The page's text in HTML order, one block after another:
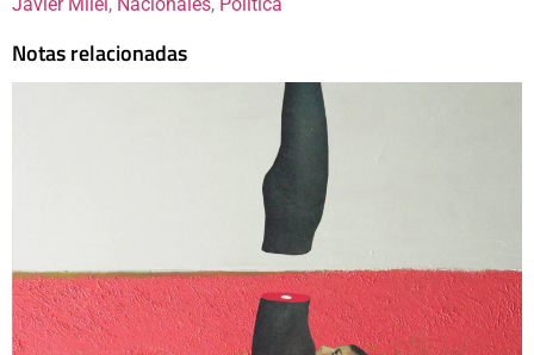
Notas relacionadas